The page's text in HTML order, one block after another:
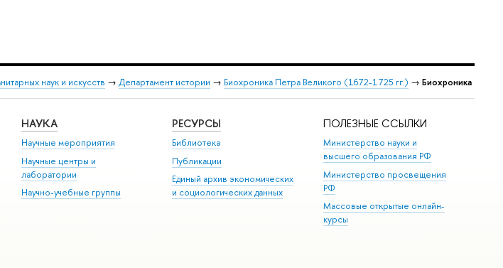
наук и искусств → Департамент истории → Биохроника Петра Великого (1672-1725 гг.) → Биохроника
НАУКА
Научные мероприятия
Научные центры и
лаборатории
Научно-учебные группы
РЕСУРСЫ
Библиотека
Публикации
Единый архив экономических
и социологических данных
ПОЛЕЗНЫЕ ССЫЛКИ
Министерство науки и
высшего образования РФ
Министерство просвещения
РФ
Массовые открытые онлайн-
курсы